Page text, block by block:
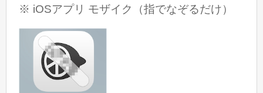
※ iOSアプリ モザイク（指でなぞるだけ）